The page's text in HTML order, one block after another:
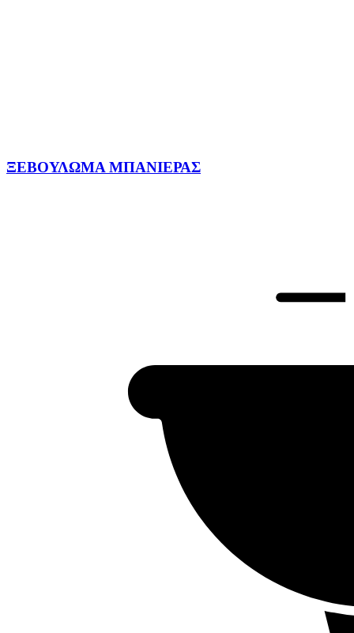
ΞΕΒΟΥΛΩΜΑ ΜΠΑΝΙΕΡΑΣ